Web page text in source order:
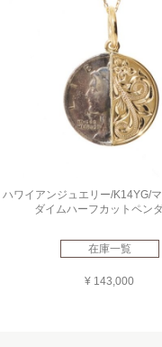
ハワイアンジュエリー/K14YG/
ダイムハーフカットペン
在庫一覧
¥ 143,000